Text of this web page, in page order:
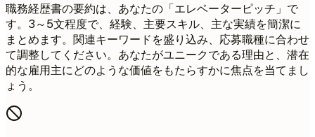
職務経歴書の要約は、あなたの「エレベーターピッチ」で
す。3～5文程度で、経験、主要スキル、主な実績を簡潔に
まとめます。関連キーワードを盛り込み、応募職種に合わせ
て調整してください。あなたがユニークである理由と、潜在
的な雇用主にどのような価値をもたらすかに焦点を当てまし
ょう。